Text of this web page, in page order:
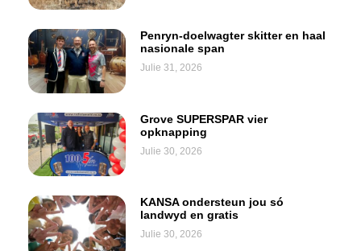
Penryn-doelwagter skitter en haal
nasionale span
Julie 31, 2026
Grove SUPERSPAR vier
opknapping
Julie 30, 2026
KANSA ondersteun jou só
landwyd en gratis
Julie 30, 2026